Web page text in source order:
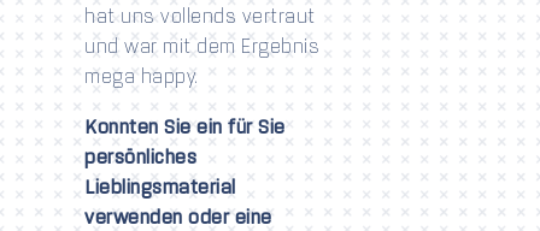
hat uns vollends vertraut
und war mit dem Ergebnis
mega happy.
Konnten Sie ein für Sie
persönliches
Lieblingsmaterial
verwenden oder eine